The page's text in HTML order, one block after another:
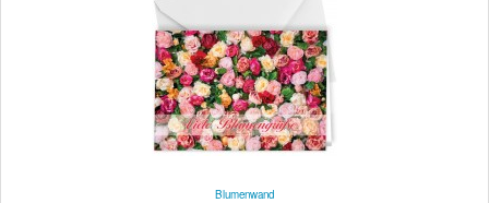
Blumenwand